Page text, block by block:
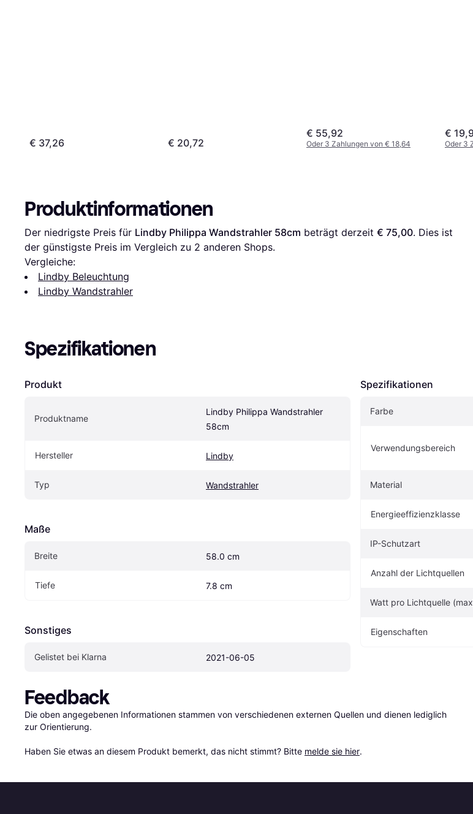
€ 37,26 € 20,72
€ 55,92
Oder 3 Zahlungen von € 18,64
€
Oder 3
Produktinformationen
Der niedrigste Preis für Lindby Philippa Wandstrahler 58cm beträgt derzeit € 75,00. Dies ist
der günstigste Preis im Vergleich zu 2 anderen Shops.
Vergleiche:
Lindby Beleuchtung
Lindby Wandstrahler
Spezifikationen
Produkt
Produktname
Lindby Philippa Wandstrahler
58cm
Hersteller Lindby
Typ Wandstrahler
Maße
Breite 58.0 cm
Tiefe 7.8 cm
Sonstiges
Gelistet bei Klarna 2021-06-05
Spezifikationen
Farbe
Verwendungsbereich
Material
Energieeffizienzklasse
IP-Schutzart
Anzahl der Lichtquellen
Watt pro Lichtquelle
Eigenschaften
Feedback
Die oben angegebenen Informationen stammen von verschiedenen externen Quellen und dienen lediglich
zur Orientierung.
Haben Sie etwas an diesem Produkt bemerkt, das nicht stimmt? Bitte melde sie hier.